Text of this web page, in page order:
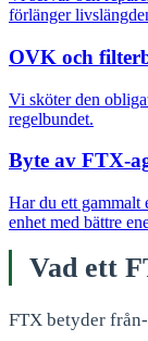
förlänger
OVK och
Vi sköter den
regelbundet.
Byte av FTX-
Har du ett gammalt
enhet med bättre
Vad ett
FTX betyder